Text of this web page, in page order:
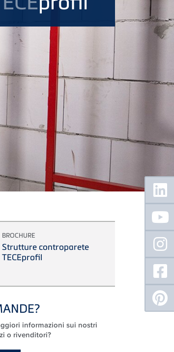
BROCHURE
Strutture controparete
TECEprofil
informazioni sui nostri
o rivenditori?
Floating
Sidebar